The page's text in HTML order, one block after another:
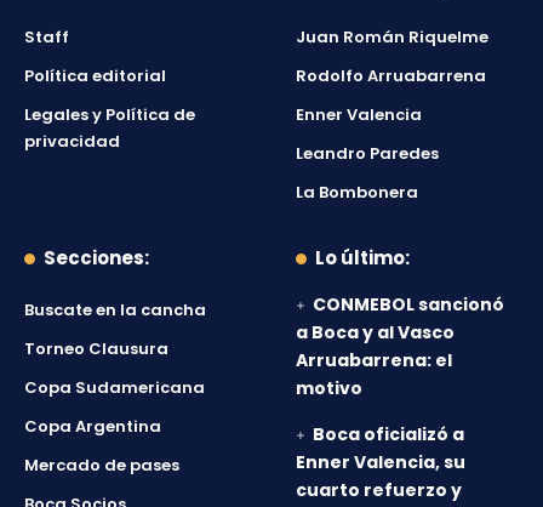
Staff
Política editorial
Legales y Política de
privacidad
Juan Román Riquelme
Rodolfo Arruabarrena
Enner Valencia
Leandro Paredes
La Bombonera
Secciones:
Buscate en la cancha
Torneo Clausura
Copa Sudamericana
Copa Argentina
Mercado de pases
Lo último:
CONMEBOL sancionó
a Boca y al Vasco
Arruabarrena: el
motivo
Boca oficializó a
Enner Valencia, su
cuarto refuerzo y